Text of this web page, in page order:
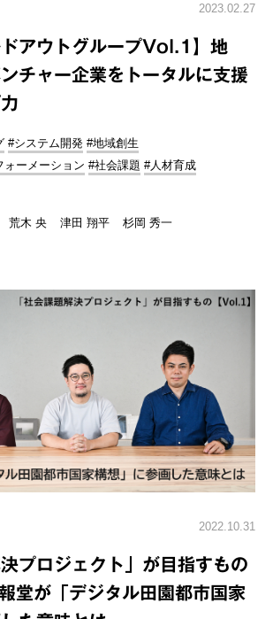
2023.02.27
アウトグループVol.1】地
チャー企業をトータルに支援
#システム開発 #地域創生
ォーメーション #社会課題 #人材育成
荒木 央 津田 翔平 杉岡 秀一
2022.10.31
決プロジェクト」が目指すもの
堂が「デジタル田園都市国家